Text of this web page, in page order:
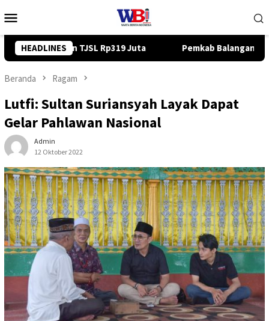
ke
Mobile
HEADLINES
Pemkab Balangan Salurkan Bantuan Pendidikan Rp35
Beranda Ragam
Lutfi: Sultan Suriansyah Layak Dapat
Gelar Pahlawan Nasional
Admin
12 Oktober 2022